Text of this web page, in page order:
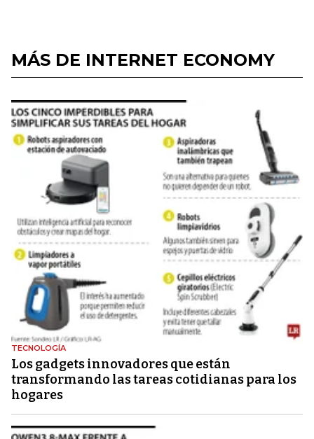
MÁS DE INTERNET ECONOMY
TECNOLOGÍA
Los gadgets innovadores que están
transformando las tareas cotidianas para los
hogares